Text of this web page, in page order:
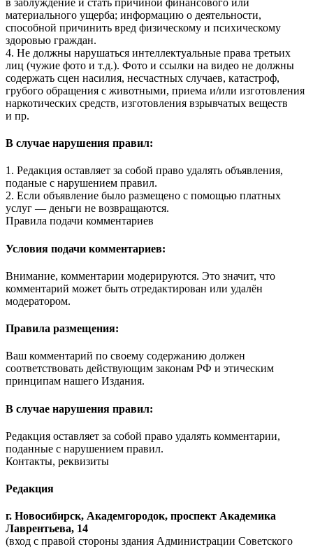
материального ущерба; информацию о деятельности,
способной причинить вред физическому и психическому
здоровью граждан.
4. Не должны нарушаться интеллектуальные права третьих
лиц (чужие фото и т.д.). Фото и ссылки на видео не должны
содержать сцен насилия, несчастных случаев, катастроф,
грубого обращения с животными, приема и/или изготовления
наркотических средств, изготовления взрывчатых веществ
и пр.
В случае нарушения правил:
1. Редакция оставляет за собой право удалять объявления,
поданые с нарушением правил.
2. Если объявление было размещено с помощью платных
услуг — деньги не возвращаются.
Правила подачи комментариев
Условия подачи комментариев:
Внимание, комментарии модерируются. Это значит, что
комментарий может быть отредактирован или удалён
модератором.
Правила размещения:
Ваш комментарий по своему содержанию должен
соответствовать действующим законам РФ и этическим
принципам нашего Издания.
В случае нарушения правил:
Редакция оставляет за собой право удалять комментарии,
поданные с нарушением правил.
Контакты, реквизиты
Редакция
г. Новосибирск, Академгородок, проспект Академика
Лаврентьева, 14
(вход с правой стороны здания Администрации Советского